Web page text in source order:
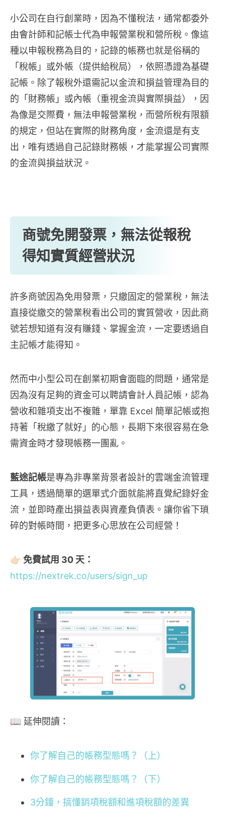
小公司在自行創業時，因為不懂稅法，通常都委外
由會計師和記帳士代為申報營業稅和營所稅。像這
種以申報稅務為目的，記錄的帳務也就是俗稱的
「稅帳」或外帳（提供給稅局），依照憑證為基礎
記帳。除了報稅外還需記以金流和損益管理為目的
的「財務帳」或內帳（重視金流與實際損益），因
為像是交際費，無法申報營業稅，而營所稅有限額
的規定，但站在實際的財務角度，金流還是有支
出，唯有透過自己記錄財務帳，才能掌握公司實際
的金流與損益狀況。
商號免開發票，無法從報稅
得知實質經營狀況
許多商號因為免用發票，只繳固定的營業稅，無法
直接從繳交的營業稅看出公司的實質營收，因此商
號若想知道有沒有賺錢、掌握金流，一定要透過自
主記帳才能得知。
然而中小型公司在創業初期會面臨的問題，通常是
因為沒有足夠的資金可以聘請會計人員記帳，認為
營收和雜項支出不複雜，單靠 Excel 簡單記帳或抱
持著「稅繳了就好」的心態，長期下來很容易在急
需資金時才發現帳務一團亂。
藍途記帳是專為非專業背景者設計的雲端金流管理
工具，透過簡單的選單式介面就能將直覺紀錄好金
流，並即時產出損益表與資產負債表。讓你省下瑣
碎的對帳時間，把更多心思放在公司經營！
👉🏻 免費試用 30 天：
https://nextrek.co/users/sign_up
📖 延伸閱讀：
你了解自己的帳務型態嗎？（上）
你了解自己的帳務型態嗎？（下）
3分鐘，搞懂銷項稅額和進項稅額的差異